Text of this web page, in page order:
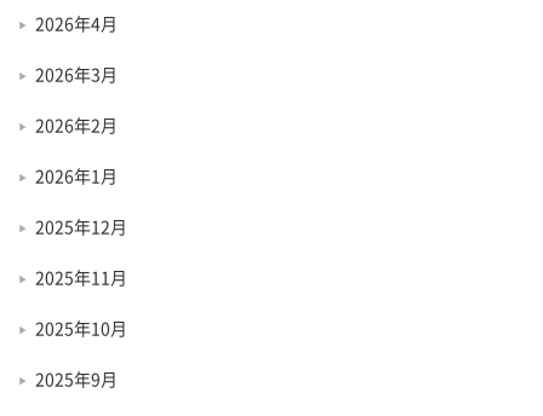
2026年4月
2026年3月
2026年2月
2026年1月
2025年12月
2025年11月
2025年10月
2025年9月